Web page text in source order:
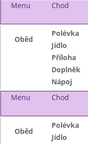
Menu
Chod
Oběd
Polévka
Jídlo
Příloha
Doplněk
Nápoj
Menu
Chod
Oběd
Polévka
Jídlo